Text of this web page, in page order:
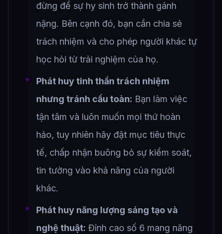
đừng để sự hy sinh trở thành gánh
nặng. Bên cạnh đó, bạn cần chia sẻ
trách nhiệm và cho phép người khác tự
học hỏi từ trải nghiệm của họ.
Phát huy tinh thần trách nhiệm
nhưng tránh cầu toàn: Bạn làm việc
tận tâm và luôn muốn mọi thứ hoàn
hảo, tuy nhiên hãy đặt mục tiêu thực
tế, chấp nhận buông bỏ sự kiểm soát,
tin tưởng vào khả năng của người
khác.
Phát huy năng lượng sáng tạo và
nghệ thuật: Đỉnh cao số 6 mang năng